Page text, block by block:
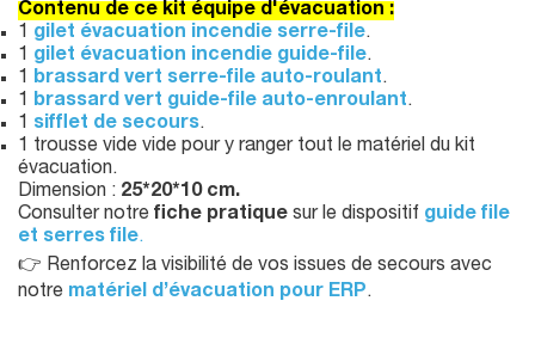
Contenu de ce kit équipe d'évacuation :
1 gilet évacuation incendie serre-file.
1 gilet évacuation incendie guide-file.
1 brassard vert serre-file auto-roulant.
1 brassard vert guide-file auto-enroulant.
1 sifflet de secours.
1 trousse vide vide pour y ranger tout le matériel du kit
évacuation.
Dimension : 25*20*10 cm.
Consulter notre fiche pratique sur le dispositif guide file
et serres file.
👉 Renforcez la visibilité de vos issues de secours avec
notre matériel d’évacuation pour ERP.